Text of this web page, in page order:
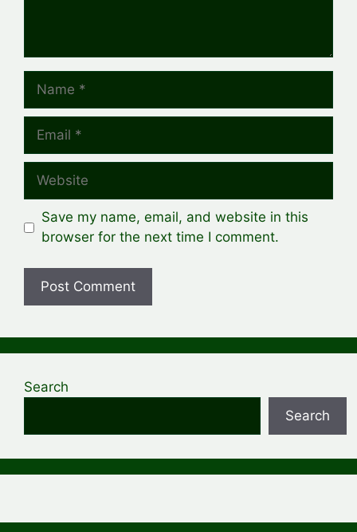
Name
Email
Website
Save my name, email, and website in this
browser for the next time I comment.
Search
Search